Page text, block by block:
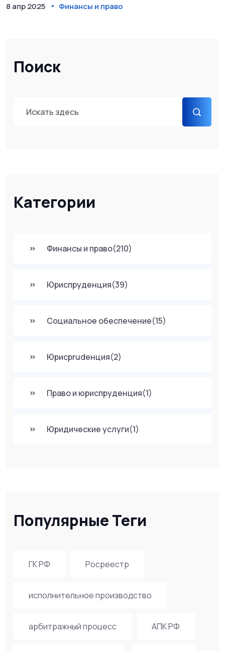
Поиск
Категории
Финансы и право(210)
Юриспруденция(39)
Социальное обеспечение(15)
Юрисprudенция(2)
Право и юриспруденция(1)
Юридические услуги(1)
Популярные Теги
ГК РФ Росреестр
исполнительное производство
арбитражный процесс АПК РФ
8 апр 2025 Финансы и право